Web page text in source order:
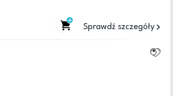
Sprawdź szczegóły